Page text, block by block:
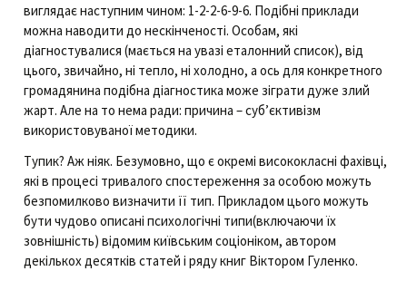
виглядає наступним чином: 1-2-2-6-9-6. Подібні приклади
можна наводити до нескінченості. Особам, які
діагностувалися (мається на увазі еталонний список), від
цього, звичайно, ні тепло, ні холодно, а ось для конкретного
громадянина подібна діагностика може зіграти дуже злий
жарт. Але на то нема ради: причина – суб’єктивізм
використовуваної методики.
Тупик? Аж ніяк. Безумовно, що є окремі висококласні фахівці,
які в процесі тривалого спостереження за особою можуть
безпомилково визначити її тип. Прикладом цього можуть
бути чудово описані психологічні типи(включаючи їх
зовнішність) відомим київським соціоніком, автором
декількох десятків статей і ряду книг Віктором Гуленко.